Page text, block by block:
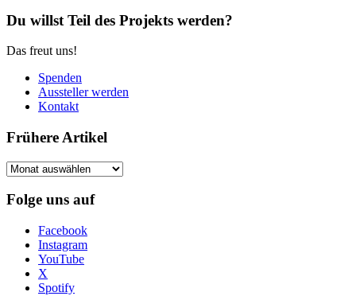
Du willst Teil des Projekts werden?
Das freut uns!
Spenden
Aussteller werden
Kontakt
Frühere Artikel
Frühere
Folge uns auf
Facebook
Instagram
YouTube
X
Spotify